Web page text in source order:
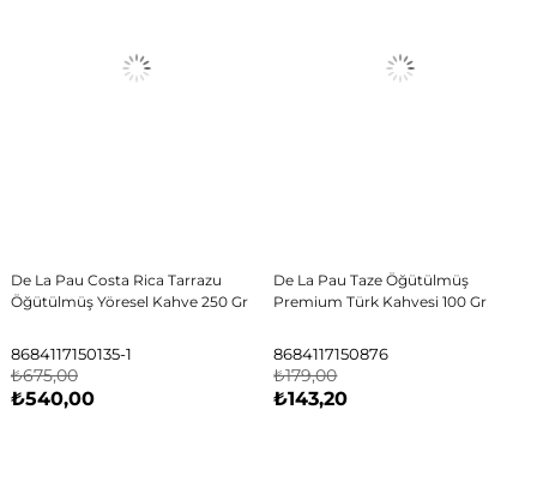
De La Pau Costa Rica Tarrazu
Öğütülmüş Yöresel Kahve 250 Gr
8684117150135-1
₺540,00
₺675,00
De La Pau Taze Öğütülmüş
Premium Türk Kahvesi 100 Gr
8684117150876
₺143,20
₺179,00